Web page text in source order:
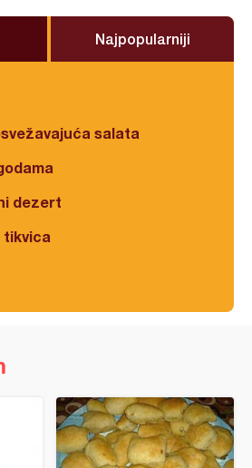
Najpopularniji
salata
dezert
tikvica